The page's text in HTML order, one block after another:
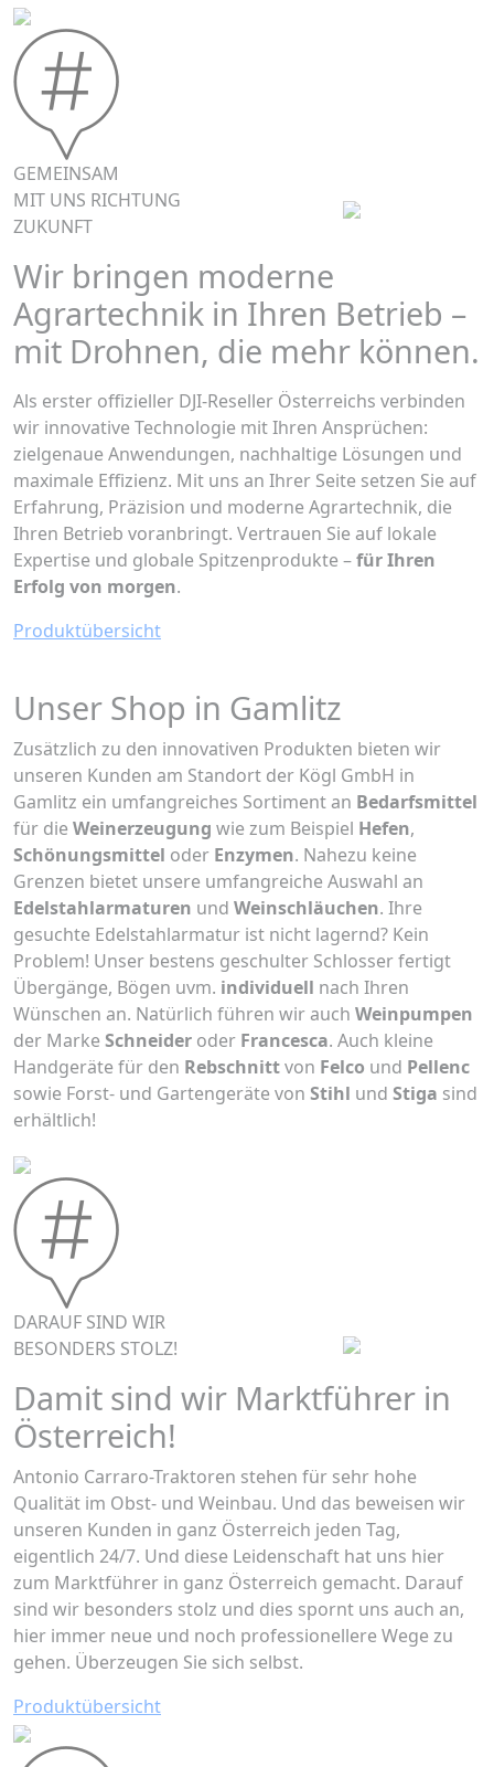
GEMEINSAM
MIT UNS RICHTUNG
ZUKUNFT
Wir bringen moderne
Agrartechnik in Ihren Betrieb –
mit Drohnen, die mehr können.
Als erster offizieller DJI-Reseller Österreichs verbinden
wir innovative Technologie mit Ihren Ansprüchen:
zielgenaue Anwendungen, nachhaltige Lösungen und
maximale Effizienz. Mit uns an Ihrer Seite setzen Sie auf
Erfahrung, Präzision und moderne Agrartechnik, die
Ihren Betrieb voranbringt. Vertrauen Sie auf lokale
Expertise und globale Spitzenprodukte –für Ihren
Erfolg von morgen.
Produktübersicht
Unser Shop in Gamlitz
Zusätzlich zu den innovativen Produkten bieten wir
unseren Kunden am Standort der Kögl GmbH in
Gamlitz ein umfangreiches Sortiment an Bedarfsmittel
für die Weinerzeugung wie zum Beispiel Hefen,
Schönungsmittel oder Enzymen. Nahezu keine
Grenzen bietet unsere umfangreiche Auswahl an
Edelstahlarmaturen und Weinschläuchen. Ihre
gesuchte Edelstahlarmatur ist nicht lagernd? Kein
Problem! Unser bestens geschulter Schlosser fertigt
Übergänge, Bögen uvm. individuell nach Ihren
Wünschen an. Natürlich führen wir auch Weinpumpen
der Marke Schneider oder Francesca. Auch kleine
Handgeräte für den Rebschnittvon Felco und Pellenc
sowie Forst- und Gartengeräte von Stihl und Stiga sind
erhältlich!
DARAUF SIND WIR
BESONDERS STOLZ!
Damit sind wir Marktführer in
Österreich!
Antonio Carraro-Traktoren stehen für sehr hohe
Qualität im Obst- und Weinbau. Und das beweisen wir
unseren Kunden in ganz Österreich jeden Tag,
eigentlich 24/7. Und diese Leidenschaft hat uns hier
zum Marktführer in ganz Österreich gemacht. Darauf
sind wir besonders stolz und dies spornt uns auch an,
hier immer neue und noch professionellere Wege zu
gehen. Überzeugen Sie sich selbst.
Produktübersicht